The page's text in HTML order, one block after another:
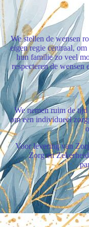
We stellen de wensen
eigen regie centraal,
hun familie zo veel
respecteren de
We nemen ruim de
om een individueel
Voor levering van
Zorg en